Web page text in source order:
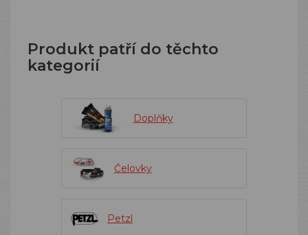
Produkt patří do těchto
kategorií
Doplňky
Čelovky
Petzl